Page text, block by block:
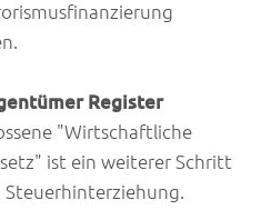
Register
"Wirtschaftliche
ist ein weiterer Schritt
Steuerhinterziehung.